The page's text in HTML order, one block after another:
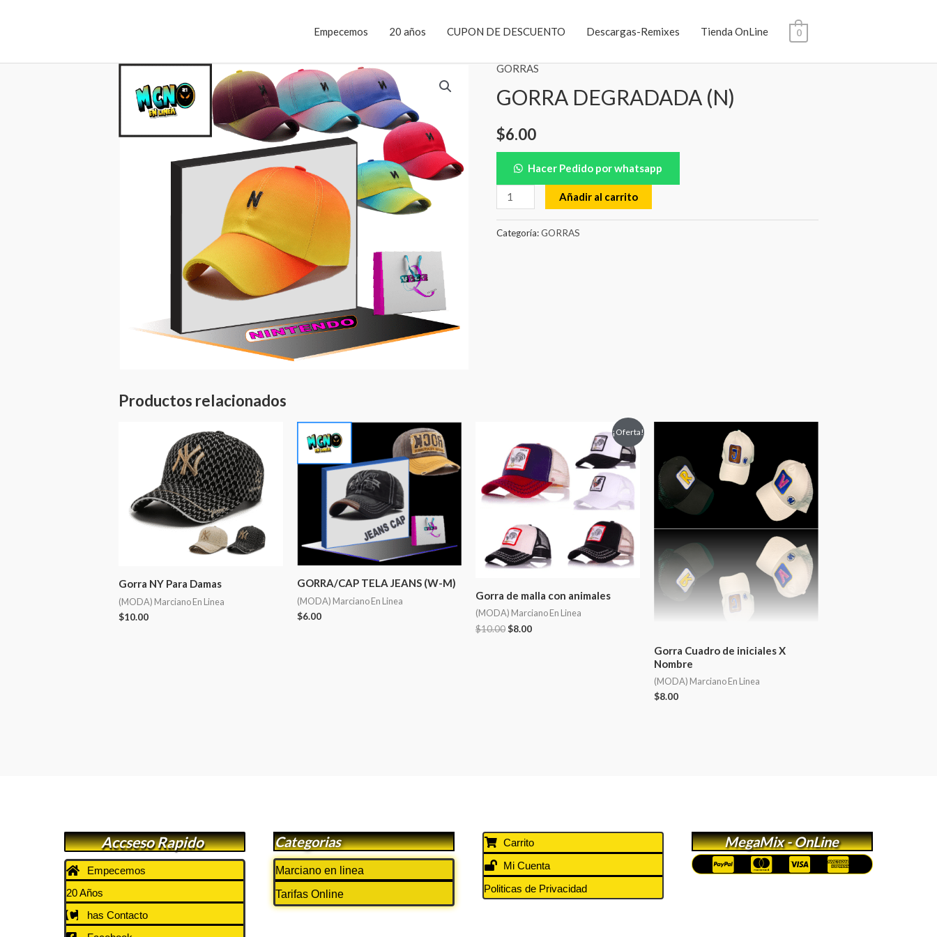
Empecemos 20 años CUPON DE DESCUENTO Descargas-Remixes Tienda OnLine 0
GORRAS
GORRA DEGRADADA (N)
$6.00
Hacer Pedido por whatsapp
Añadir al carrito
Categoría:GORRAS
Productos relacionados
Gorra NY Para Damas
(MODA) Marciano En Linea
$10.00
GORRA/CAP TELA JEANS (W-M)
(MODA) Marciano En Linea
$6.00
¡Oferta!
Gorra de malla con animales
(MODA) Marciano En Linea
$10.00$8.00
Gorra Cuadro de iniciales X
Nombre
(MODA) Marciano En Linea
$8.00
Accseso Rapido
Empecemos
20 Años
has Contacto
Categorias
Marciano en linea
Tarifas Online
Carrito
Mi Cuenta
Politicas de Privacidad
MegaMix - OnLine